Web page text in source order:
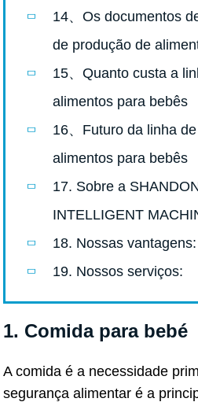
14、Os documentos
de produção de
15、Quanto custa a
alimentos para bebês
16、Futuro da linha
alimentos para bebês
17. Sobre a
INTELLIGENT
18. Nossas vantagens:
19. Nossos serviços:
1. Comida para bebé
A comida é a necessidade
segurança alimentar é a